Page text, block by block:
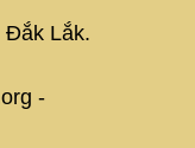
Đắk Lắk.
-